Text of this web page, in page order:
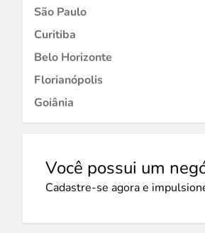
São Paulo
Curitiba
Belo Horizonte
Florianópolis
Goiânia
Você possui um
Cadastre-se agora e